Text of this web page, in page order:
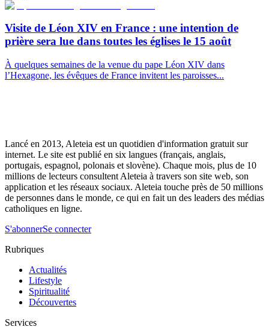
Visite de Léon XIV en France : une intention de
prière sera lue dans toutes les églises le 15 août
À quelques semaines de la venue du pape Léon XIV dans
l’Hexagone, les évêques de France invitent les paroisses...
Lancé en 2013, Aleteia est un quotidien d'information gratuit sur
internet. Le site est publié en six langues (français, anglais,
portugais, espagnol, polonais et slovène). Chaque mois, plus de 10
millions de lecteurs consultent Aleteia à travers son site web, son
application et les réseaux sociaux. Aleteia touche près de 50 millions
de personnes dans le monde, ce qui en fait un des leaders des médias
catholiques en ligne.
S'abonnerSe connecter
Rubriques
Actualités
Lifestyle
Spiritualité
Découvertes
Services